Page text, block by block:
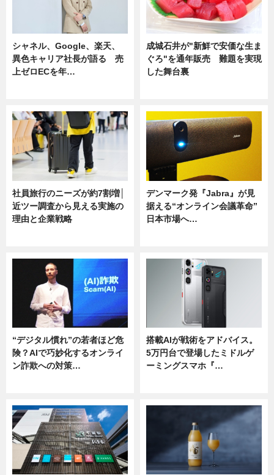
シャネル、Google、楽天、
異色キャリア社長が語る 売
上ゼロECを年…
成城石井が"新鮮で安価な生ま
ぐろ"を通年販売 難題を実現
した舞台裏
社員旅行のニーズが約7割増│
近ツー調査から見える実施の
理由と企業戦略
デンマーク発『Jabra』が見
据える“オンライン会議革命”
日本市場へ…
“デジタル慣れ”の若者ほど危
険？AIで巧妙化するオンライ
ン詐欺への対策…
搭載AIが戦術をアドバイス。
5万円台で登場したミドルゲ
ーミングスマホ『…